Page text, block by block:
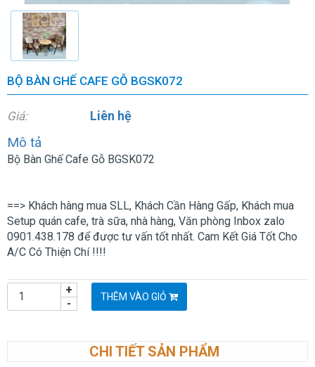
BỘ BÀN GHẾ CAFE GỖ BGSK072
Giá: Liên hệ
Mô tả
Bộ Bàn Ghế Cafe Gỗ BGSK072
==> Khách hàng mua SLL, Khách Cần Hàng Gấp, Khách mua
Setup quán cafe, trà sữa, nhà hàng, Văn phòng Inbox zalo
0901.438.178 để được tư vấn tốt nhất. Cam Kết Giá Tốt Cho
A/C Có Thiện Chí !!!!
-
+ THÊM VÀO GIỎ
CHI TIẾT SẢN PHẨM